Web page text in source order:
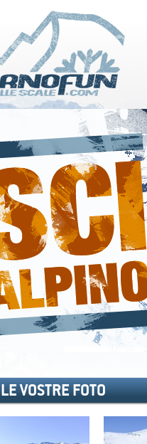
LE VOSTRE FOTO